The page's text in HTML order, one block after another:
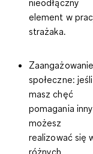
element w
strażaka.
Zaangażowanie
społeczne: jeśli
masz chęć
pomagania
możesz
realizować się
różnych